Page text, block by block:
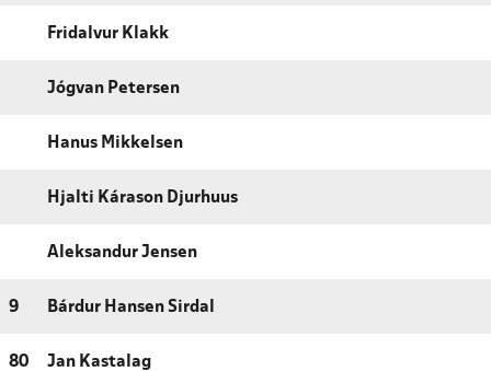
Fridalvur Klakk
Jógvan Petersen
Hanus Mikkelsen
Hjalti Kárason Djurhuus
Aleksandur Jensen
9 Bárdur Hansen Sirdal
80 Jan Kastalag